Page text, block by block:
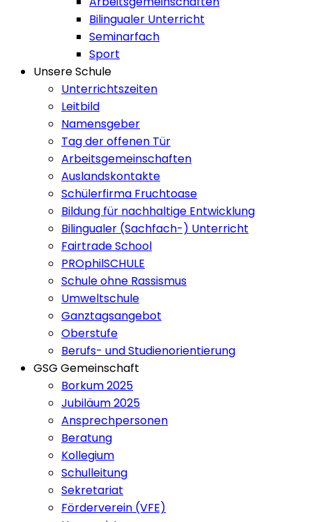
Bilingualer Unterricht
Seminarfach
Sport
Unsere Schule
Unterrichtszeiten
Leitbild
Namensgeber
Tag der offenen Tür
Arbeitsgemeinschaften
Auslandskontakte
Schülerfirma Fruchtoase
Bildung für nachhaltige Entwicklung
Bilingualer (Sachfach-) Unterricht
Fairtrade School
PROphilSCHULE
Schule ohne Rassismus
Umweltschule
Ganztagsangebot
Oberstufe
Berufs- und Studienorientierung
GSG Gemeinschaft
Borkum 2025
Jubiläum 2025
Ansprechpersonen
Beratung
Kollegium
Schulleitung
Sekretariat
Förderverein (VFE)